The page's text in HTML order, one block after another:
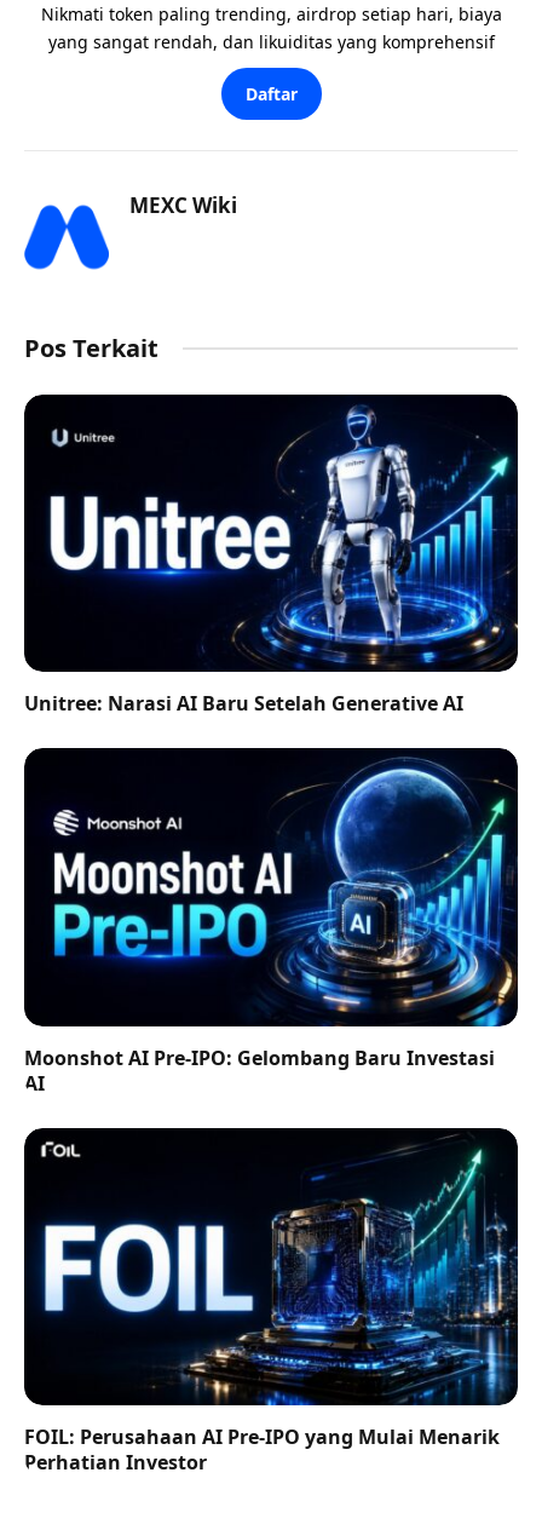
Nikmati token paling trending, airdrop setiap hari, biaya
yang sangat rendah, dan likuiditas yang komprehensif
Daftar
MEXC Wiki
Pos Terkait
Unitree: Narasi AI Baru Setelah Generative AI
Moonshot AI Pre-IPO: Gelombang Baru Investasi
AI
FOIL: Perusahaan AI Pre-IPO yang Mulai Menarik
Perhatian Investor